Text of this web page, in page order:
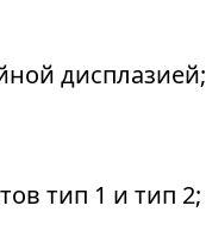
дисплазией;
тип 1 и тип 2;